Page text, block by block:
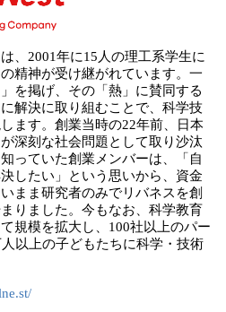
、2001年に15人の理工系学生に
精神が受け継がれています。一
を掲げ、その「熱」に賛同する
解決に取り組むことで、科学技
ます。創業当時の22年前、日本
深刻な社会問題として取り沙汰
っていた創業メンバーは、「自
したい」という思いから、資金
まま研究者のみでリバネスを創
りました。今もなお、科学教育
規模を拡大し、100社以上のパー
以上の子どもたちに科学・技術